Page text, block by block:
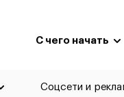
С чего начать
Соцсети и